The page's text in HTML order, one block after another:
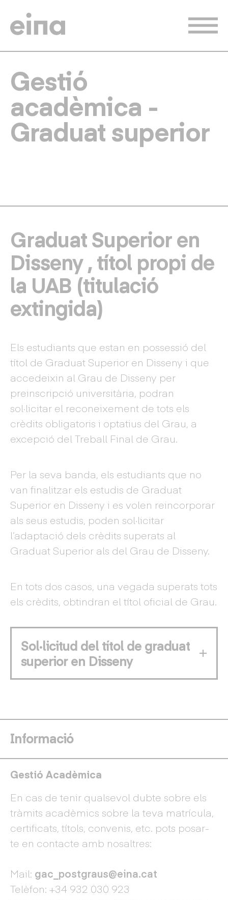
Gestió
acadèmica -
Graduat superior
Graduat Superior en
Disseny , títol propi de
la UAB (titulació
extingida)
Els estudiants que estan en possessió del
títol de Graduat Superior en Disseny i que
accedeixin al Grau de Disseny per
preinscripció universitària, podran
sol·licitar el reconeixement de tots els
crèdits obligatoris i optatius del Grau, a
excepció del Treball Final de Grau.
Per la seva banda, els estudiants que no
van finalitzar els estudis de Graduat
Superior en Disseny i es volen reincorporar
als seus estudis, poden sol·licitar
l’adaptació dels crèdits superats al
Graduat Superior als del Grau de Disseny.
En tots dos casos, una vegada superats tots
els crèdits, obtindran el títol oficial de Grau.
Sol·licitud del títol de graduat
superior en Disseny
Informació
Gestió Acadèmica
En cas de tenir qualsevol dubte sobre els
tràmits acadèmics sobre la teva matrícula,
certificats, títols, convenis, etc. pots posar-
te en contacte amb nosaltres:
Mail: gac_postgraus@eina.cat
Telèfon: +34 932 030 923